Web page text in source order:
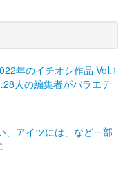
年のイチオシ作品 Vol.1
人の編集者がバラエテ
、アイツには」など一部